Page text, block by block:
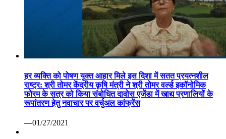
हर व्यक्ति को पोषण युक्त आहार मिले इस दिशा में सतत प्रयत्नशील
राष्ट्र: श्री तोमर केंद्रीय कृषि मंत्री ने श्री तोमर वर्ल्ड इकॉनोमिक
फोरम के सत्र को किया संबोधित दावोस एजेंडा में खाद्य प्रणालियों के
रूपांतरण हेतु नवाचार पर वर्चुअल कांफ्रेंस
—01/27/2021